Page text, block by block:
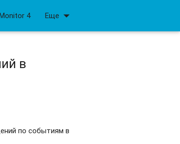
4 Еще arrow_drop_down
в
по событиям в